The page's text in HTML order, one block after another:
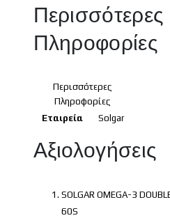
Περισσότερες
Πληροφορίες
Περισσότερες
Πληροφορίες
Εταιρεία
Solgar
Αξιολογήσεις
SOLGAR OMEGA-3
60S